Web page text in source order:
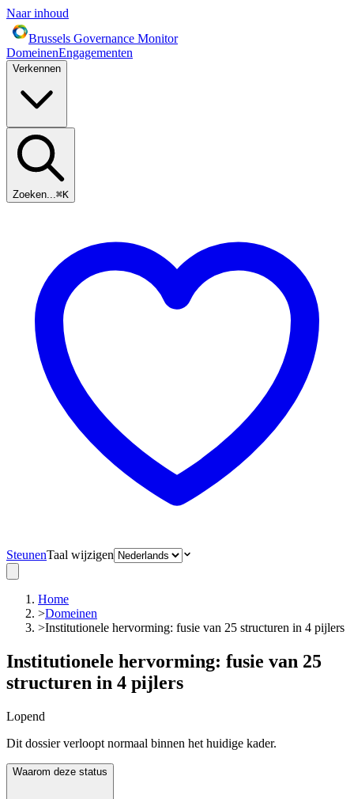
Naar inhoud
Brussels Governance Monitor
DomeinenEngagementen
Verkennen
Zoeken...⌘K
SteunenTaal wijzigen
Home
>Domeinen
>Institutionele hervorming: fusie van 25 structuren in 4 pijlers
Institutionele hervorming: fusie van 25
structuren in 4 pijlers
Lopend
Dit dossier verloopt normaal binnen het huidige kader.
Waarom deze status